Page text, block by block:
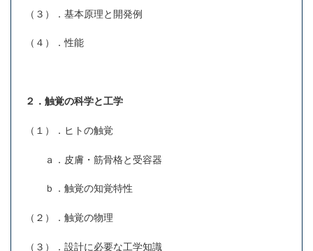
（３）．基本原理と開発例
（４）．性能
２．触覚の科学と工学
（１）．ヒトの触覚
ａ．皮膚・筋骨格と受容器
ｂ．触覚の知覚特性
（２）．触覚の物理
（３）．設計に必要な工学知識